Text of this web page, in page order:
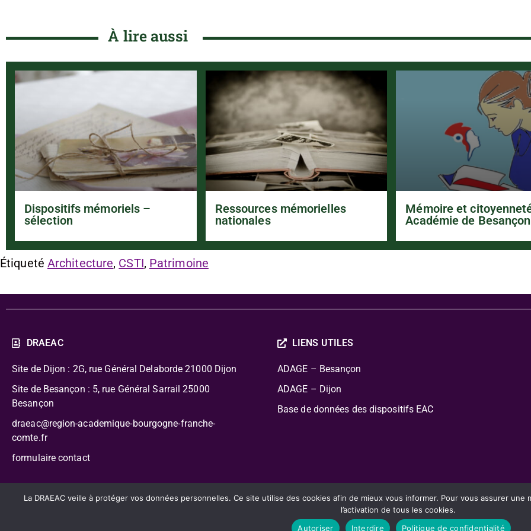
À lire aussi
Dispositifs mémoriels –
sélection
Ressources mémorielles
nationales
Mémoire et
Académie de Besançon
Étiqueté Architecture, CSTI, Patrimoine
DRAEAC
Site de Dijon : 2G, rue Général Delaborde 21000 Dijon
Site de Besançon : 5, rue Général Sarrail 25000
Besançon
draeac@region-academique-bourgogne-franche-
comte.fr
formulaire contact
LIENS UTILES
ADAGE – Besançon
ADAGE – Dijon
Base de données des dispositifs EAC
La DRAEAC veille à protéger vos données personnelles. Ce site utilise des cookies afin de mieux vous informer. Pour vous assurer
l’activation de tous les cookies.
Autoriser
Interdire Politique de confidentialité